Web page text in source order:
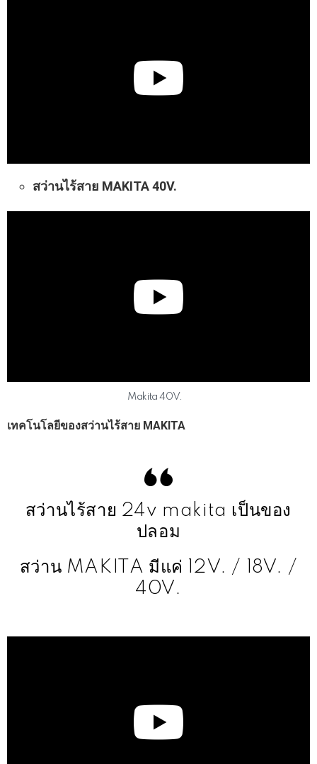
สว่านไร้สาย MAKITA 40V.
Makita 40V.
เทคโนโลยีของสว่านไร้สาย MAKITA
สว่านไร้สาย 24v makita เป็นของ
ปลอม
สว่าน MAKITA มีแค่ 12V. / 18V. /
40V.